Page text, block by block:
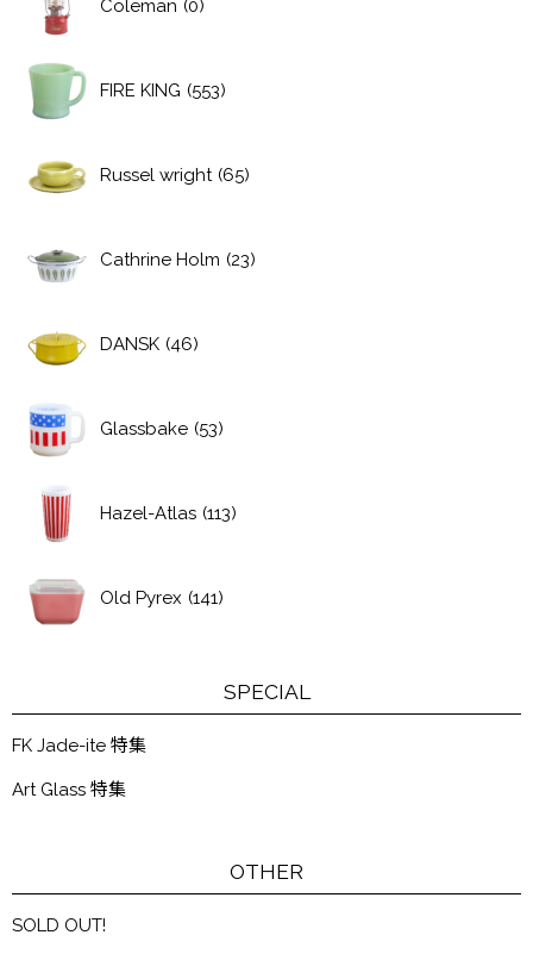
Coleman (0)
FIRE KING (553)
Russel wright (65)
Cathrine Holm (23)
DANSK (46)
Glassbake (53)
Hazel-Atlas (113)
Old Pyrex (141)
SPECIAL
FK Jade-ite 特集
Art Glass 特集
OTHER
SOLD OUT!